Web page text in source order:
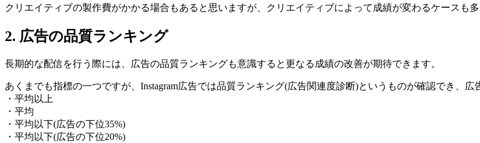
クリエイティブの製作費がかかる場合もあると思いますが、クリエイティブによって成績が変わるケースも
2. 広告の品質ランキング
長期的な配信を行う際には、広告の品質ランキングも意識すると更なる成績の改善が期待できます。
あくまでも指標の一つですが、Instagram広告では品質ランキング(広告関連度診断)というものが確認でき、
・平均以上
・平均
・平均以下(広告の下位35%)
・平均以下(広告の下位20%)